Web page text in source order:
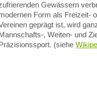
Gewässern
Form als Freizeit-
geprägt ist, wird
, Weiten- und
(siehe